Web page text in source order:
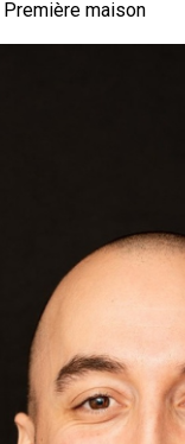
Première maison